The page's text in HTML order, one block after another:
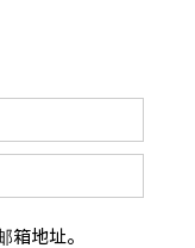
箱地址。